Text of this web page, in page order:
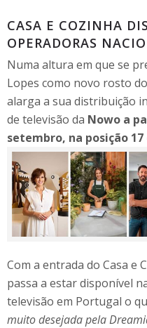
CASA E COZINHA
OPERADORAS
Numa altura em que se
Lopes como novo rosto
alarga a sua distribuição
de televisão da Nowo a
setembro, na posição
Com a entrada do Casa e
passa a estar disponível
televisão em Portugal o
muito desejada pela